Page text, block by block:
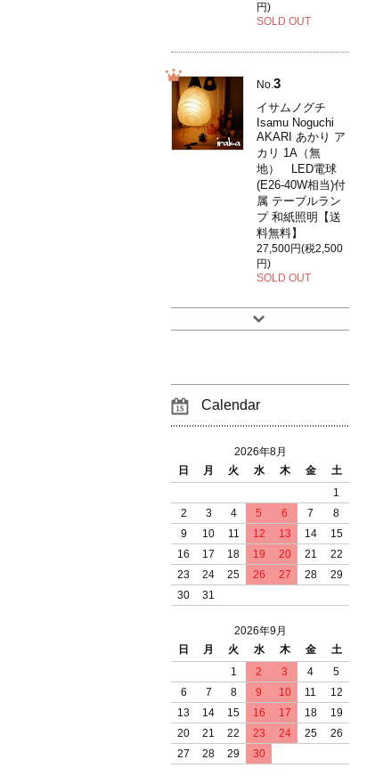
円)
SOLD OUT
No.3
イサムノグチ
Isamu Noguchi
AKARI あかり ア
カリ 1A（無
地） LED電球
(E26-40W相当)付
属 テーブルラン
プ 和紙照明【送
料無料】
27,500円(税2,500
円)
SOLD OUT
Calendar
2026年8月
日
月 火 水 木 金
土
1
2
3 4 5 6 7
8
9
10 11 12 13 14
15
16
17 18 19 20 21
22
23
24 25 26 27 28
29
30
31
2026年9月
日
月 火 水 木 金
土
1
2 3 4
5
6
7 8 9 10 11
12
13
14 15 16 17 18
19
20
21 22 23 24 25
26
27
28 29 30